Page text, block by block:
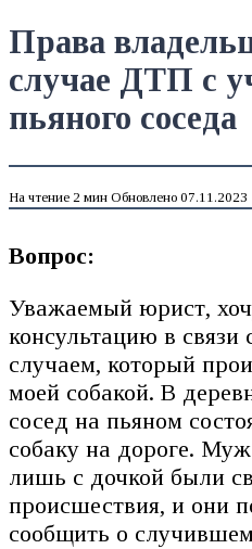
Права
случае ДТП с
пьяного соседа
На чтение 2 мин Обновлено 07.11.2023
Вопрос:
Уважаемый юрист,
консультацию в связи
случаем, который
моей собакой. В
сосед на пьяном
собаку на дороге.
лишь с дочкой были
происшествия, и они
сообщить о